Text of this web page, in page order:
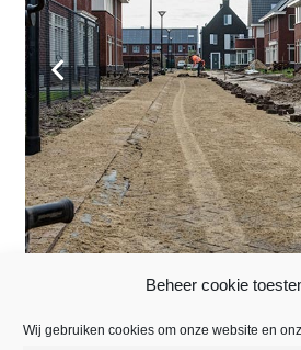
Beheer cookie
Wij gebruiken cookies om onze website en